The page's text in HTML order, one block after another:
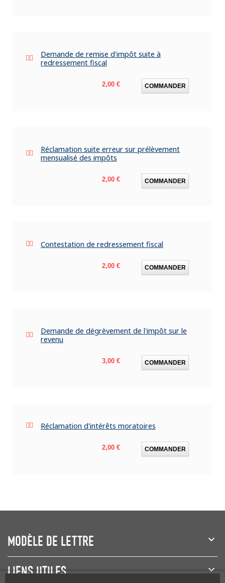
Demande de remise d'impôt suite à
redressement fiscal
Prix
2,00 € COMMANDER
Réclamation suite erreur sur prélèvement
mensualisé des impôts
Prix
2,00 € COMMANDER
Contestation de redressement fiscal
Prix
2,00 € COMMANDER
Demande de dégrèvement de l'impôt sur le
revenu
Prix
3,00 € COMMANDER
Réclamation d'intérêts moratoires
Prix
2,00 € COMMANDER
MODÈLE DE LETTRE
LIENS UTILES